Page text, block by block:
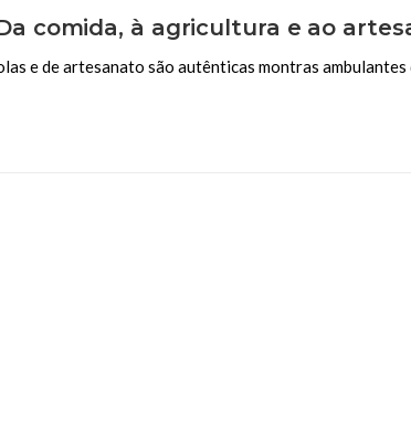
comida, à agricultura e ao
e de artesanato são autênticas montras